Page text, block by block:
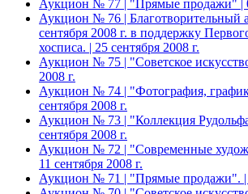
Аукцион № 77 | "Прямые продажи" |
Аукцион № 76 | Благотворительный
сентября 2008 г. в поддержку
хосписа. | 25 сентября 2008 г.
Аукцион № 75 | "Советское
2008 г.
Аукцион № 74 | "Фотография,
сентября 2008 г.
Аукцион № 73 | "Коллекция
сентября 2008 г.
Аукцион № 72 | "Современные
11 сентября 2008 г.
Аукцион № 71 | "Прямые продажи". |